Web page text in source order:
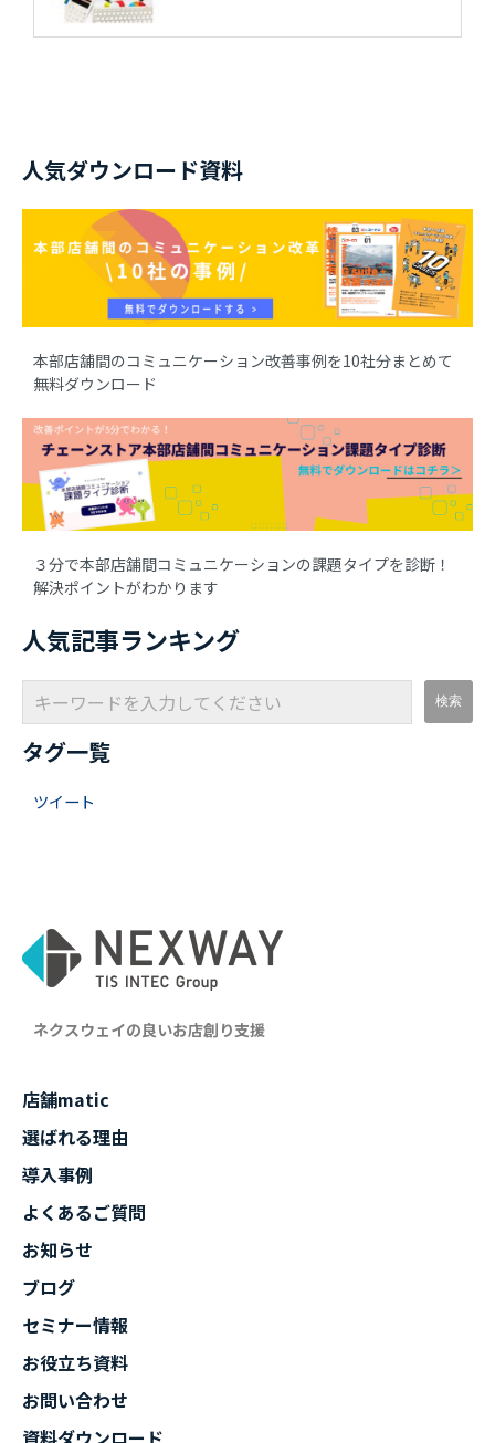
人気ダウンロード資料
本部店舗間のコミュニケーション改善事例を10社分まとめて
無料ダウンロード
３分で本部店舗間コミュニケーションの課題タイプを診断！
解決ポイントがわかります
人気記事ランキング
タグ一覧
ツイート
ネクスウェイの良いお店創り支援
店舗matic
選ばれる理由
導入事例
よくあるご質問
お知らせ
ブログ
セミナー情報
お役立ち資料
お問い合わせ
資料ダウンロード